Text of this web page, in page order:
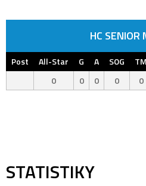
HC SENIOR
Post All-Star G A SOG TM
0
0 0 0 0
STATISTIKY